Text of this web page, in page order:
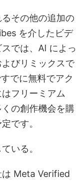
その他の追加の
を介したビデ
では、AI によっ
びリミックスで
でに無料でアク
フリーミアム
の創作機会を購
です。
いる。
は Meta Verified